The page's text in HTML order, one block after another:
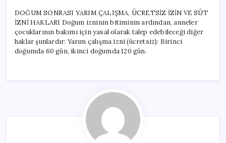
DOĞUM SONRASI YARIM ÇALIŞMA, ÜCRETSİZ İZİN VE SÜT
İZNİ HAKLARI Doğum izninin bitiminin ardından, anneler
çocuklarının bakımı için yasal olarak talep edebileceği diğer
haklar şunlardır: Yarım çalışma izni (ücretsiz): Birinci
doğumda 60 gün, ikinci doğumda 120 gün.